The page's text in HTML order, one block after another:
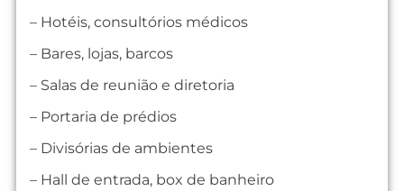
– Hotéis, consultórios médicos
– Bares, lojas, barcos
– Salas de reunião e diretoria
– Portaria de prédios
– Divisórias de ambientes
– Hall de entrada, box de banheiro